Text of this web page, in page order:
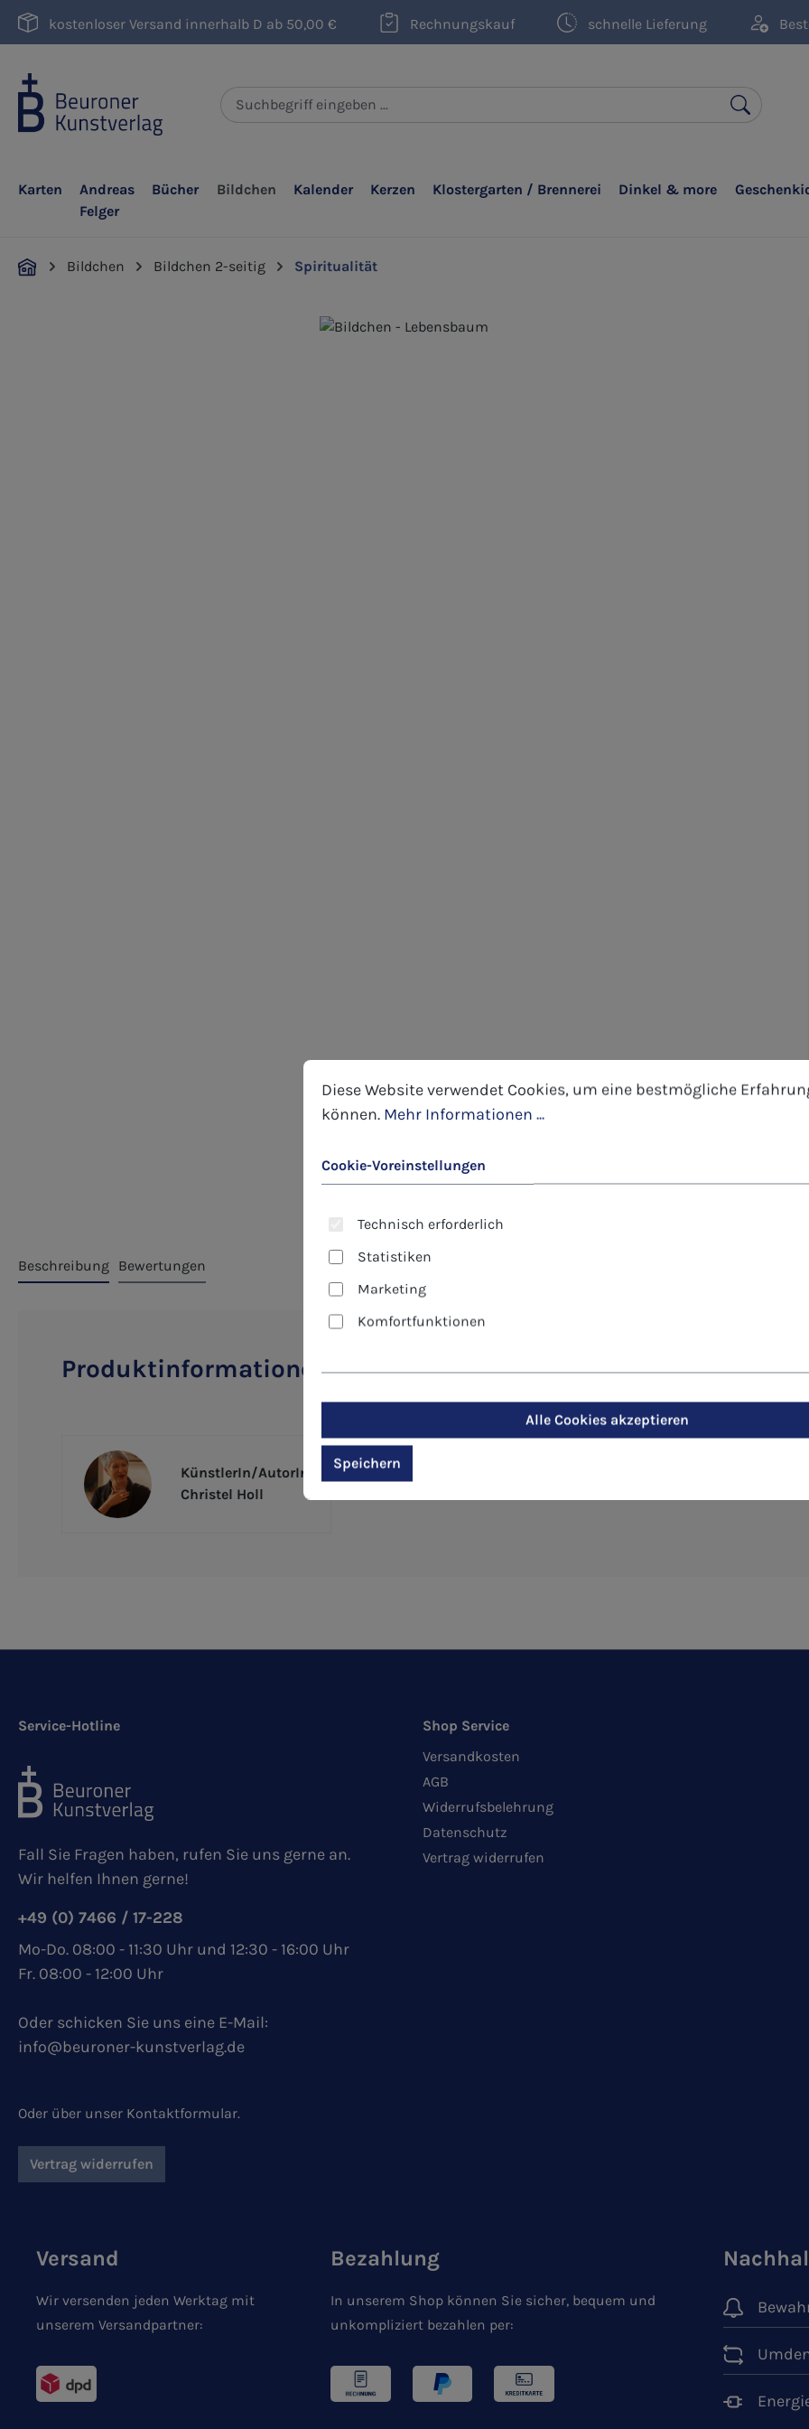
Hauptinhalt springen
Zur Suche springen
Zur Hauptnavigation springen
kostenloser Versand innerhalb D ab 50,00 € Rechnungskauf schnelle Lieferung
Karten
Andreas
Felger
Bücher Bildchen Kalender Kerzen Klostergarten / Brennerei Dinkel & more
Bildchen Bildchen 2-seitig Spiritualität
Beschreibung Bewertungen
Produktinformationen "Bildchen - Lebensbaum"
KünstlerIn/AutorIn
Christel Holl
Service-Hotline
Fall Sie Fragen haben, rufen Sie uns gerne an.
Wir helfen Ihnen gerne!
+49 (0) 7466 / 17-228
Mo-Do. 08:00 - 11:30 Uhr und 12:30 - 16:00 Uhr
Fr. 08:00 - 12:00 Uhr
Oder schicken Sie uns eine E-Mail:
info@beuroner-kunstverlag.de
Oder über unser Kontaktformular.
Vertrag widerrufen
Shop Service
Versandkosten
AGB
Widerrufsbelehrung
Datenschutz
Vertrag widerrufen
Versand
Wir versenden jeden Werktag mit
unserem Versandpartner:
Bezahlung
In unserem Shop können Sie sicher, bequem und
unkompliziert bezahlen per:
Cookie-Voreinstellungen
Diese Website verwendet Cookies, um eine bestmögliche Erfahrung
Diese Website verwendet Cookies, um eine bestmögliche
können. Mehr Informationen ...
Cookie-Voreinstellungen
Technisch erforderlich
Statistiken
Marketing
Komfortfunktionen
Alle Cookies akzeptieren
Speichern